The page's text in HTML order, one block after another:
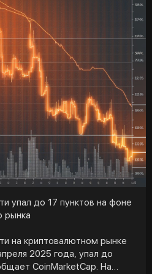
говоря, пошатнулась под
упал до 17 пунктов на фоне
рынка
на криптовалютном рынке
2025 года, упал до
CoinMarketCap. На